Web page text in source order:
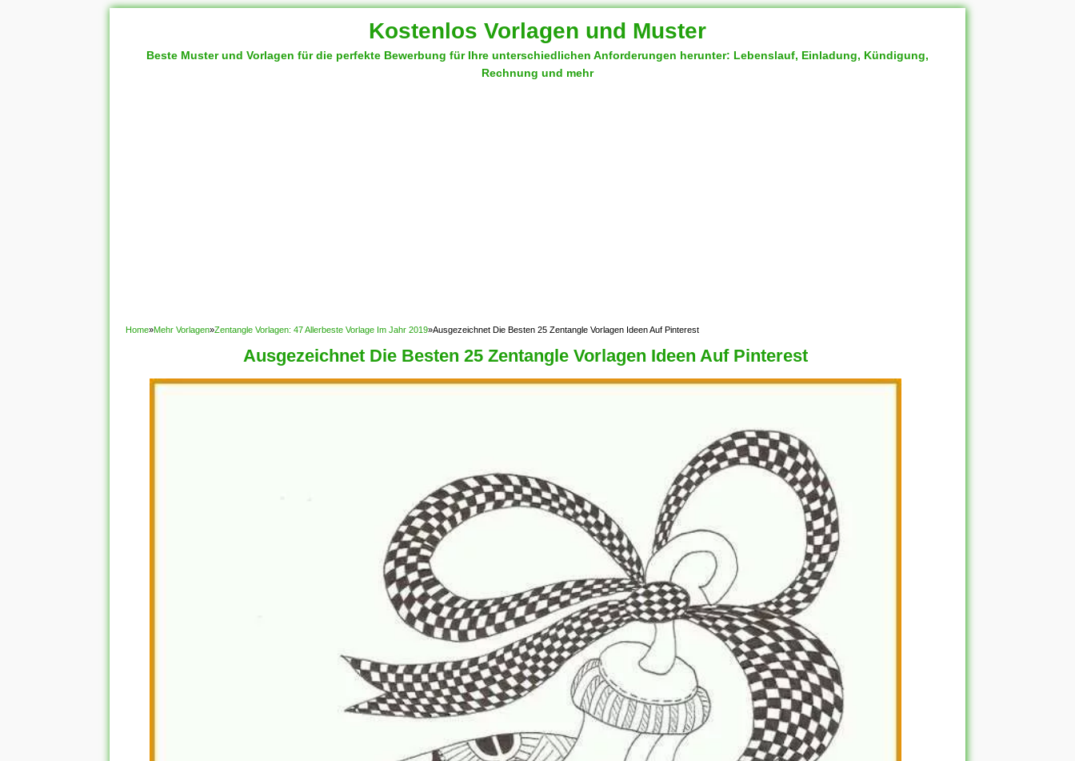
Kostenlos Vorlagen und Muster
Beste Muster und Vorlagen für die perfekte Bewerbung für Ihre unterschiedlichen Anforderungen herunter: Lebenslauf, Einladung, Kündigung,
Rechnung und mehr
Home»Mehr Vorlagen»Zentangle Vorlagen: 47 Allerbeste Vorlage Im Jahr 2019»Ausgezeichnet Die Besten 25 Zentangle Vorlagen Ideen Auf Pinterest
Ausgezeichnet Die Besten 25 Zentangle Vorlagen Ideen Auf Pinterest